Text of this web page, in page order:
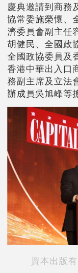
慶典邀請到商務
協常委施榮懷、
濟委員會副主任
胡健民、全國政
全國政協委員及
香港中華出入口
務副主席及立法
辦成員吳旭峰等
資本出版